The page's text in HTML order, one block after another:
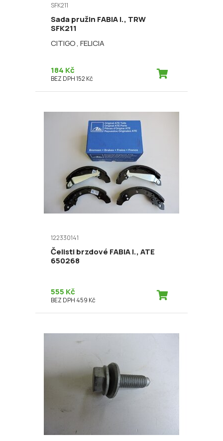
SFK211
Sada pružin FABIA I., TRW
SFK211
CITIGO , FELICIA
184 Kč
BEZ DPH 152 Kč
122330141
Čelisti brzdové FABIA I., ATE
650268
555 Kč
BEZ DPH 459 Kč